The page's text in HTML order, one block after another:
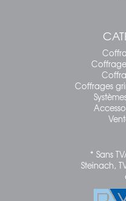
Coffrages
* Sans
Steinach,